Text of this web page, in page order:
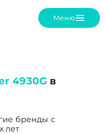
Меню
4930G в
бренды с
лет